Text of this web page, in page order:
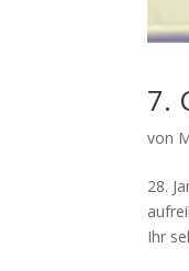
7.
von
28.
Ihr